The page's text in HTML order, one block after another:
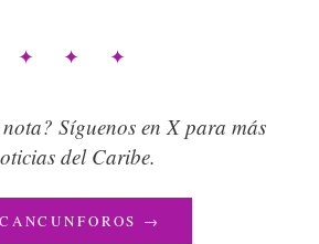
✦ ✦ ✦
nota? Síguenos en X para más
del Caribe.
→